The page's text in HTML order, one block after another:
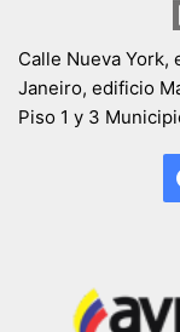
Calle Nueva York,
Janeiro, edificio
Piso 1 y 3